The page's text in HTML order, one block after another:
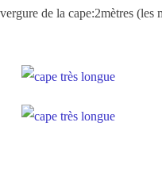
de la cape:2mètres (les